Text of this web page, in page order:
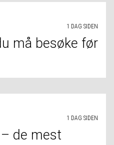
1 DAG SIDEN
må besøke før
1 DAG SIDEN
de mest